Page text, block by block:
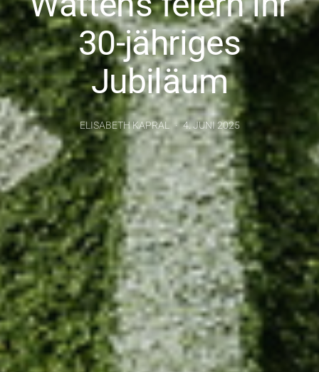
30-jähriges
Jubiläum
ELISABETH KAPRAL 4. JUNI 2025